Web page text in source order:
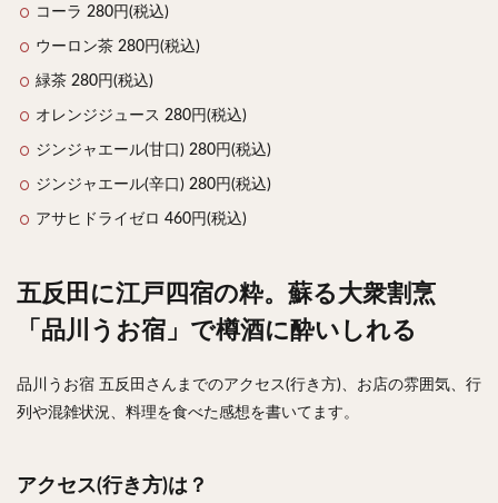
コーラ 280円(税込)
ウーロン茶 280円(税込)
緑茶 280円(税込)
オレンジジュース 280円(税込)
ジンジャエール(甘口) 280円(税込)
ジンジャエール(辛口) 280円(税込)
アサヒドライゼロ 460円(税込)
五反田に江戸四宿の粋。蘇る大衆割烹
「品川うお宿」で樽酒に酔いしれる
品川うお宿 五反田さんまでのアクセス(行き方)、お店の雰囲気、行
列や混雑状況、料理を食べた感想を書いてます。
アクセス(行き方)は？